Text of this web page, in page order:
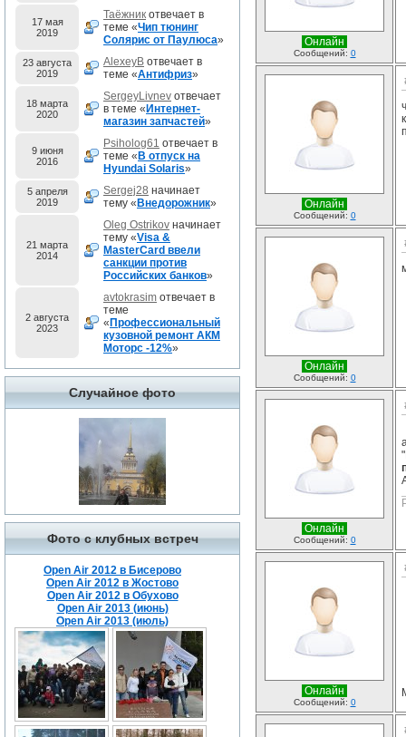
17 мая
2019
Таёжник отвечает в
теме «Чип тюнинг
Солярис от Паулюса»
23 августа
2019
AlexeyB отвечает в
теме «Антифриз»
18 марта
2020
SergeyLivnev отвечает
в теме « Интернет-
магазин запчастей»
9 июня
2016
Psiholog61 отвечает в
теме « В отпуск на
Hyundai Solaris»
5 апреля
2019
Sergej28 начинает
тему « Внедорожник»
21 марта
2014
Oleg Ostrikov начинает
тему «Visa &
MasterCard ввели
санкции против
Российских банков»
2 августа
2023
avtokrasim отвечает в
теме
« Профессиональный
кузовной ремонт АКМ
Моторс -12%»
Случайное фото
Фото с клубных встреч
Open Air 2012 в Бисерово
Open Air 2012 в Жостово
Open Air 2012 в Обухово
Open Air 2013 (июнь)
Open Air 2013 (июль)
Онлайн
Сообщений: 0
Онлайн
Сообщений: 0
Онлайн
Сообщений: 0
Онлайн
Сообщений: 0
Онлайн
Сообщений: 0